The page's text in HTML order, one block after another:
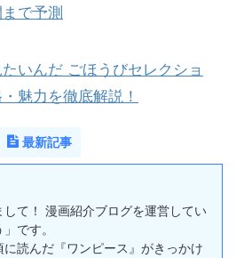
で予測
いんだ ごほうびセレクショ
魅力を徹底解説！
最新記事
して！ 漫画紹介ブログを運営してい
です。
に読んだ『ワンピース』がきっかけ